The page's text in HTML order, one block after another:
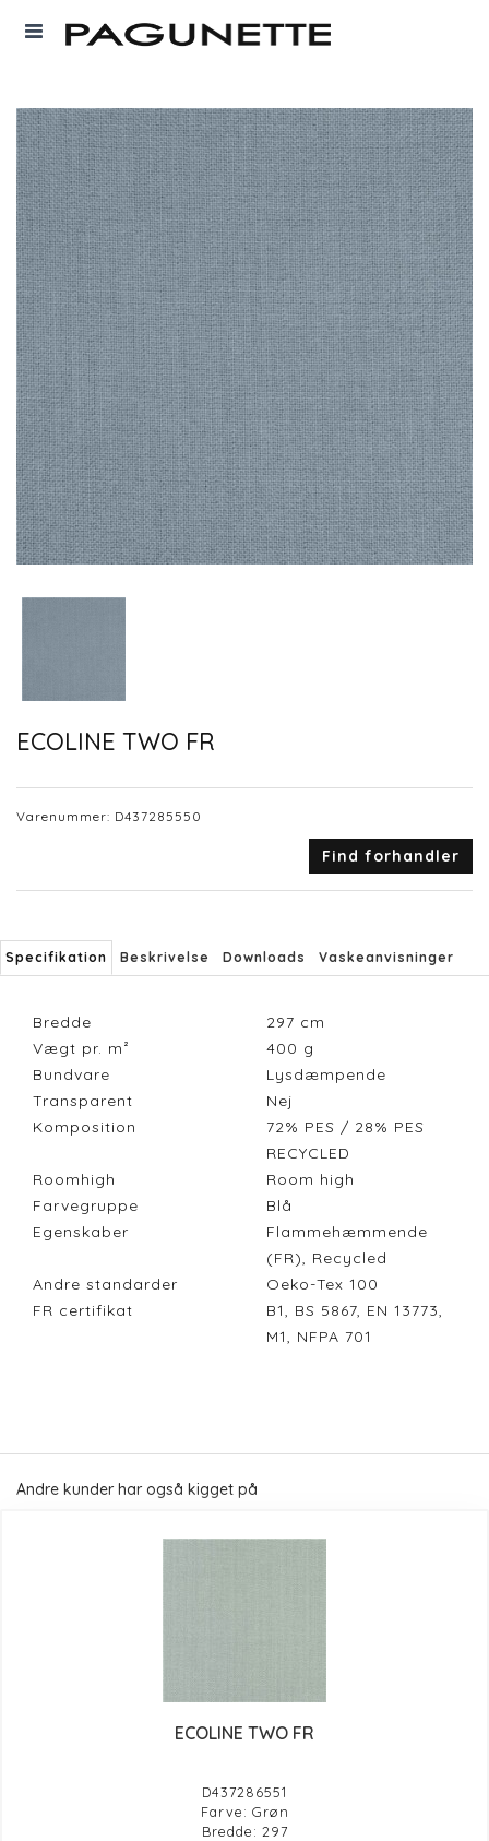
ECOLINE TWO FR
Varenummer: D437285550
Find forhandler
Specifikation Beskrivelse Downloads Vaskeanvisninger
Bredde 297 cm
Vægt pr. m²
400 g
Bundvare
Lysdæmpende
Transparent
Nej
Komposition
72% PES / 28% PES
RECYCLED
Roomhigh
Room high
Farvegruppe
Blå
Egenskaber
Flammehæmmende
(FR), Recycled
Andre standarder
Oeko-Tex 100
FR certifikat
B1, BS 5867, EN 13773,
M1, NFPA 701
Andre kunder har også kigget på
ECOLINE TWO FR
D437286551
Farve: Grøn
Bredde: 297